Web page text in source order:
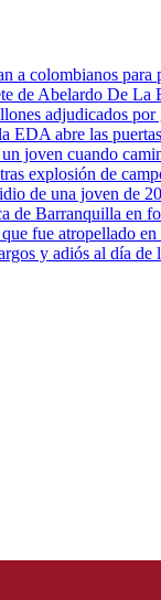
a colombianos
de Abelardo De La
adjudicados
EDA abre las
joven cuando
explosión de
de una joven de
de Barranquilla en
fue atropellado en
y adiós al día